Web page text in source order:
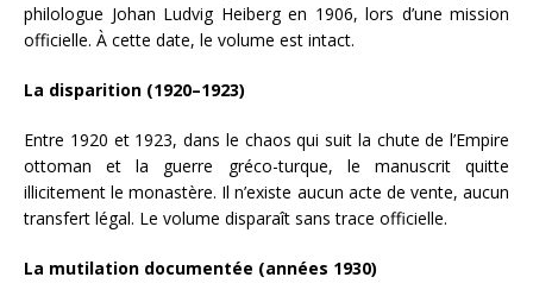
philologue Johan Ludvig Heiberg en 1906, lors d’une mission
officielle. À cette date, le volume est intact.
La disparition (1920–1923)
Entre 1920 et 1923, dans le chaos qui suit la chute de l’Empire
ottoman et la guerre gréco-turque, le manuscrit quitte
illicitement le monastère. Il n’existe aucun acte de vente, aucun
transfert légal. Le volume disparaît sans trace officielle.
La mutilation documentée (années 1930)